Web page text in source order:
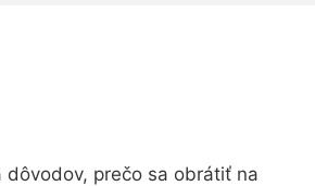
prečo sa obrátiť na